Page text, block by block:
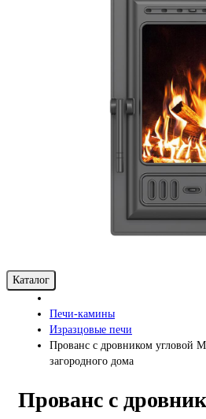
Каталог
Печи-камины
Изразцовые печи
Прованс с дровником угловой
загородного дома
Прованс с